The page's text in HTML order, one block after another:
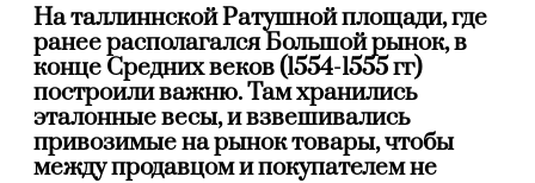
На таллиннской Ратушной площади, где
ранее располагался Большой рынок, в
конце Средних веков (1554-1555 гг)
построили важню. Там хранились
эталонные весы, и взвешивались
привозимые на рынок товары, чтобы
между продавцом и покупателем не